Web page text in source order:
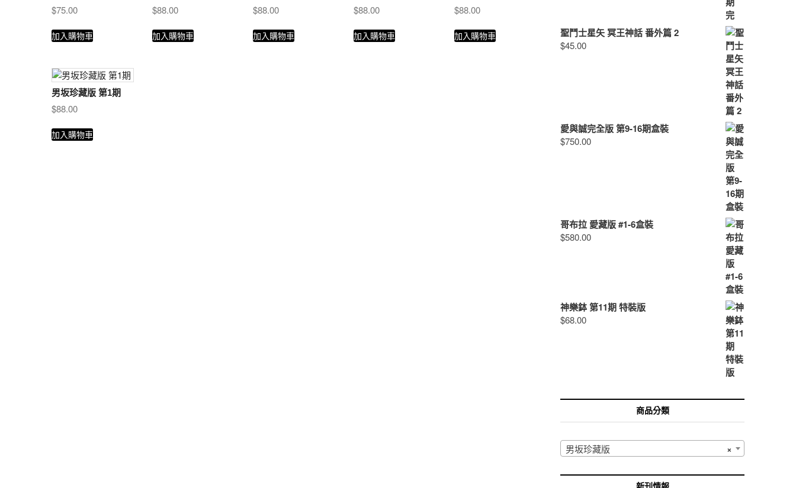
$75.00
加入購物車
$88.00
加入購物車
$88.00
加入購物車
$88.00
加入購物車
$88.00
加入購物車
男坂珍藏版 第1期
$88.00
加入購物車
聖鬥士星矢 冥王神話 番外篇 2
$45.00
愛與誠完全版 第9-16期盒裝
$750.00
哥布拉 愛藏版 #1-6盒裝
$580.00
神樂鉢 第11期 特裝版
$68.00
商品分類
×
男坂珍藏版